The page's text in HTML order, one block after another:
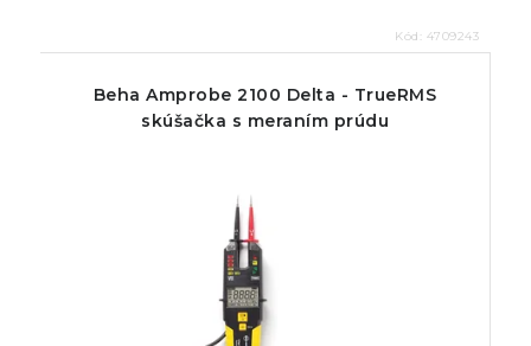
Kód: 4709243
Beha Amprobe 2100 Delta - TrueRMS
skúšačka s meraním prúdu